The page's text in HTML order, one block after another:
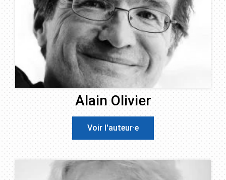
Alain Olivier
Voir l'auteur·e